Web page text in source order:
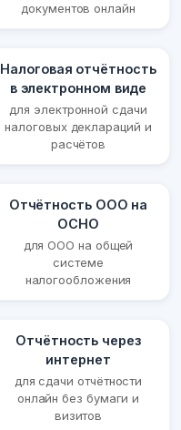
документов онлайн
Налоговая отчётность
в электронном виде
для электронной сдачи
налоговых деклараций и
расчётов
Отчётность ООО на
ОСНО
для ООО на общей
системе
налогообложения
Отчётность через
интернет
для сдачи отчётности
онлайн без бумаги и
визитов